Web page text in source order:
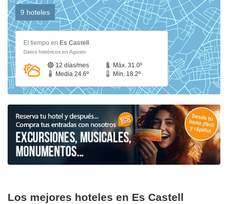
9 hoteles
El tiempo en Es Castell
Datos históricos en Agosto
12 días/mes
Máx. 31.0º
Media 24.6º
Mín. 18.2º
Los mejores hoteles en Es Castell